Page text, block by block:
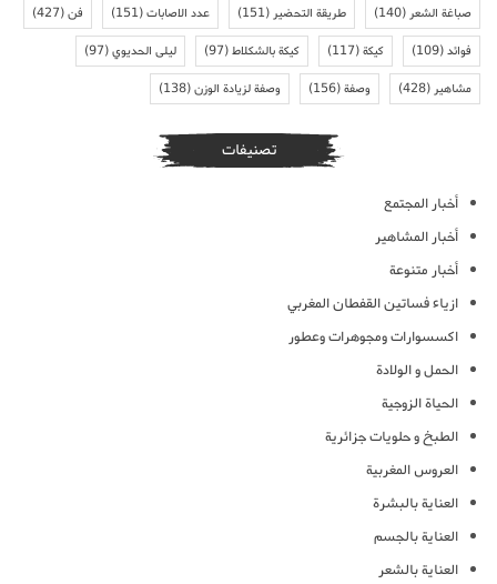
صباغة الشعر(140) طريقة التحضير(151) عدد الاصابات(151) فن(427)
فوائد(109) كيكة(117) كيكة بالشكلاط(97) ليلى الحديوي(97)
مشاهير(428) وصفة(156) وصفة لزيادة الوزن(138)
تصنيفات
أخبار المجتمع
أخبار المشاهير
أخبار متنوعة
ازياء فساتين القفطان المغربي
اكسسوارات ومجوهرات وعطور
الحمل و الولادة
الحياة الزوجية
الطبخ و حلويات جزائرية
العروس المغربية
العناية بالبشرة
العناية بالجسم
العناية بالشعر